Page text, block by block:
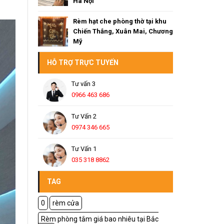
Rèm hạt che phòng thờ tại khu
Chiến Thắng, Xuân Mai, Chương
Mỹ
HỖ TRỢ TRỰC TUYẾN
Tư vấn 3
0966 463 686
Tư Vấn 2
0974 346 665
Tư Vấn 1
035 318 8862
TAG
0
rèm cửa
Rèm phòng tắm giá bao nhiêu tại Bắc